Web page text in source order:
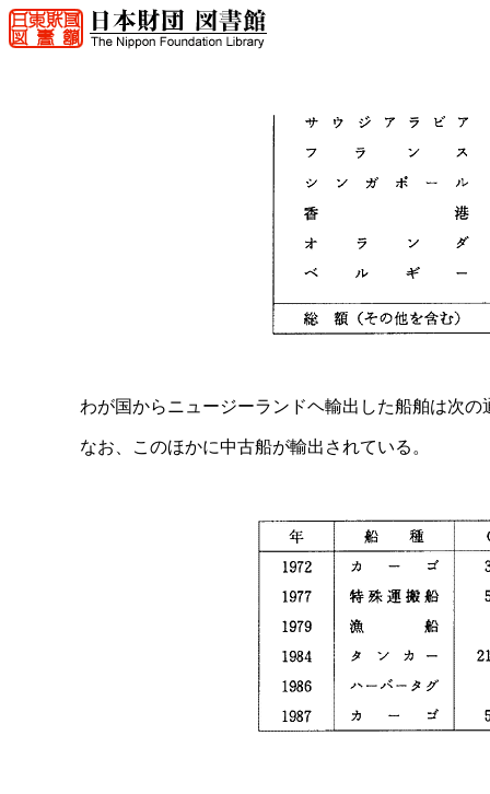
わが国からニュージーランドヘ輸出した船舶は次
なお、このほかに中古船が輸出されている。